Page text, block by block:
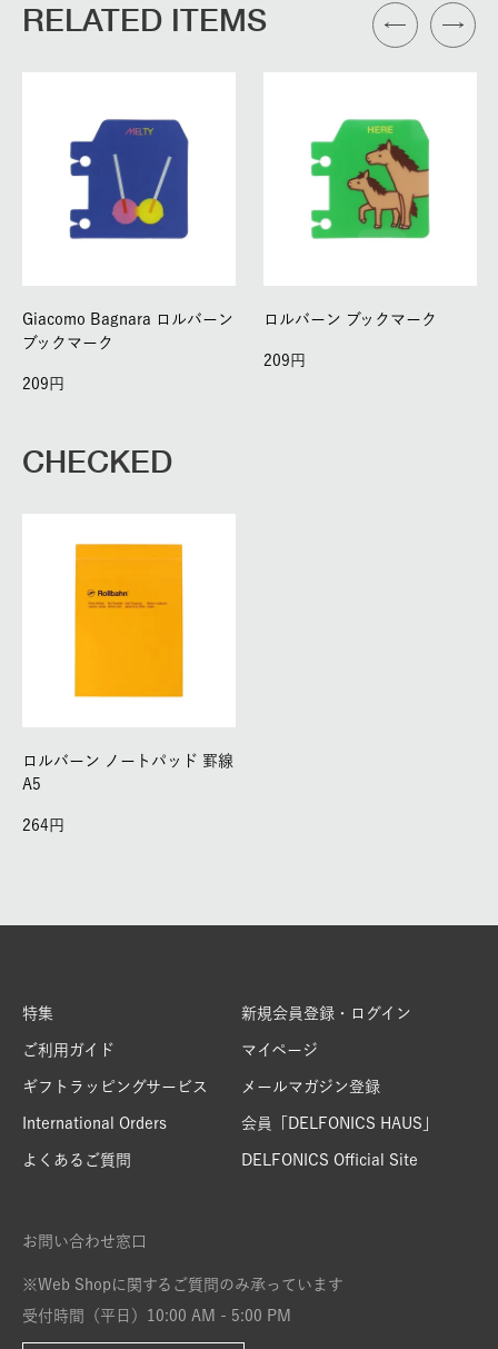
RELATED ITEMS
Giacomo Bagnara ロルバーン
ブックマーク
209
ロルバーン ブックマーク
209
CHECKED
ロルバーン ノートパッド 罫線
A5
264
特集
ご利用ガイド
ギフトラッピングサービス
International Orders
よくあるご質問
新規会員登録・ログイン
マイページ
メールマガジン登録
会員「DELFONICS HAUS」
DELFONICS Official Site
お問い合わせ窓口
※Web Shopに関するご質問のみ承っています
受付時間（平日）10:00 AM - 5:00 PM